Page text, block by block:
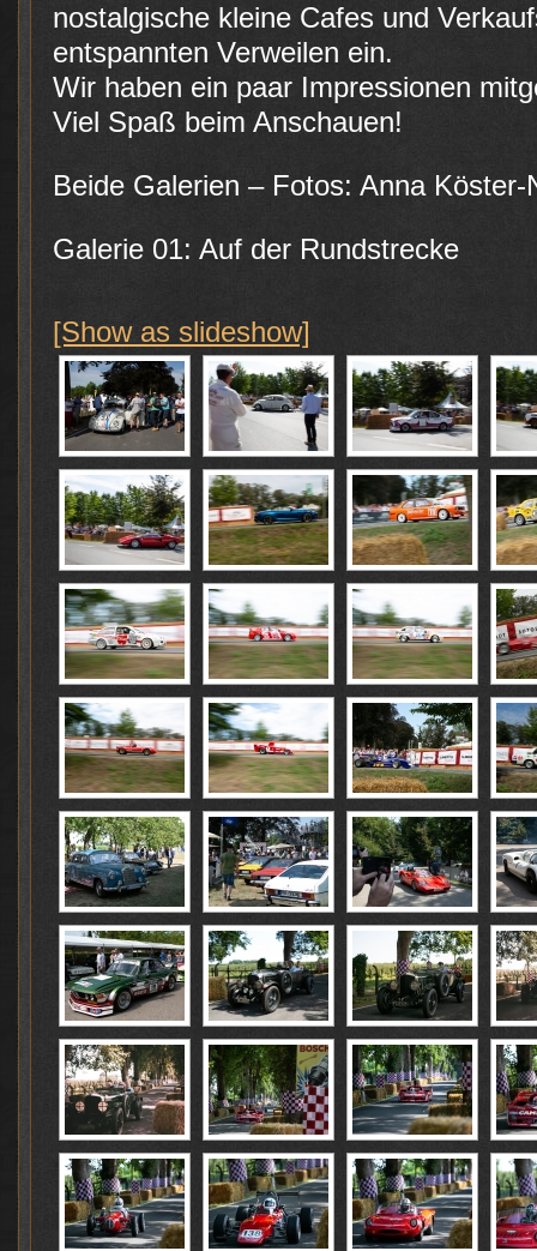
nostalgische kleine Cafes und
entspannten Verweilen ein.
Wir haben ein paar Impressionen
Viel Spaß beim Anschauen!
Beide Galerien – Fotos: Anna Köster-
Galerie 01: Auf der Rundstrecke
[Show as slideshow]